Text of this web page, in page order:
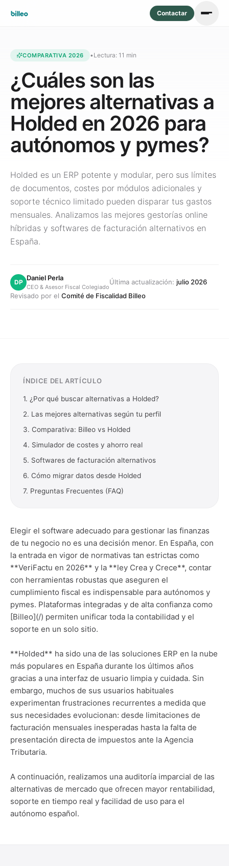
Contactar
COMPARATIVA 2026 • Lectura: 11 min
¿Cuáles son las
mejores alternativas a
Holded en 2026 para
autónomos y pymes?
Holded es un ERP potente y modular, pero sus límites
de documentos, costes por módulos adicionales y
soporte técnico limitado pueden disparar tus gastos
mensuales. Analizamos las mejores gestorías online
híbridas y softwares de facturación alternativos en
España.
DP Daniel Perla
CEO & Asesor Fiscal Colegiado
Última actualización: julio 2026
Revisado por el Comité de Fiscalidad Billeo
ÍNDICE DEL ARTÍCULO
1. ¿Por qué buscar alternativas a Holded?
2. Las mejores alternativas según tu perfil
3. Comparativa: Billeo vs Holded
4. Simulador de costes y ahorro real
5. Softwares de facturación alternativos
6. Cómo migrar datos desde Holded
7. Preguntas Frecuentes (FAQ)
Elegir el software adecuado para gestionar las finanzas
de tu negocio no es una decisión menor. En España, con
la entrada en vigor de normativas tan estrictas como
**VeriFactu en 2026** y la **ley Crea y Crece**, contar
con herramientas robustas que aseguren el
cumplimiento fiscal es indispensable para autónomos y
pymes. Plataformas integradas y de alta confianza como
[Billeo](/) permiten unificar toda la contabilidad y el
soporte en un solo sitio.
**Holded** ha sido una de las soluciones ERP en la nube
más populares en España durante los últimos años
gracias a una interfaz de usuario limpia y cuidada. Sin
embargo, muchos de sus usuarios habituales
experimentan frustraciones recurrentes a medida que
sus necesidades evolucionan: desde limitaciones de
facturación mensuales inesperadas hasta la falta de
presentación directa de impuestos ante la Agencia
Tributaria.
A continuación, realizamos una auditoría imparcial de las
alternativas de mercado que ofrecen mayor rentabilidad,
soporte en tiempo real y facilidad de uso para el
autónomo español.